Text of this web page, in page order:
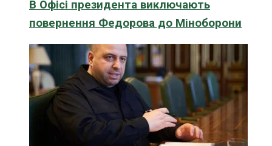
В Офісі президента виключають
повернення Федорова до Міноборони